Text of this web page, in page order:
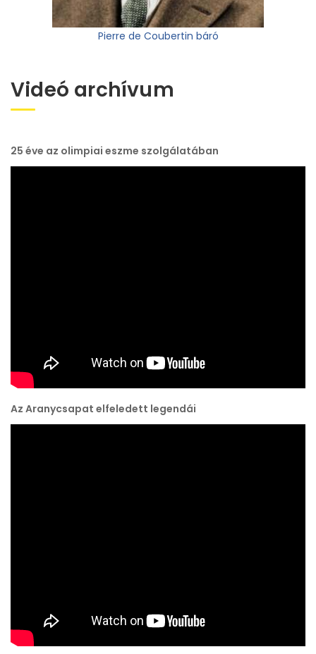
Pierre de Coubertin báró
Videó archívum
25 éve az olimpiai eszme szolgálatában
Az Aranycsapat elfeledett legendái